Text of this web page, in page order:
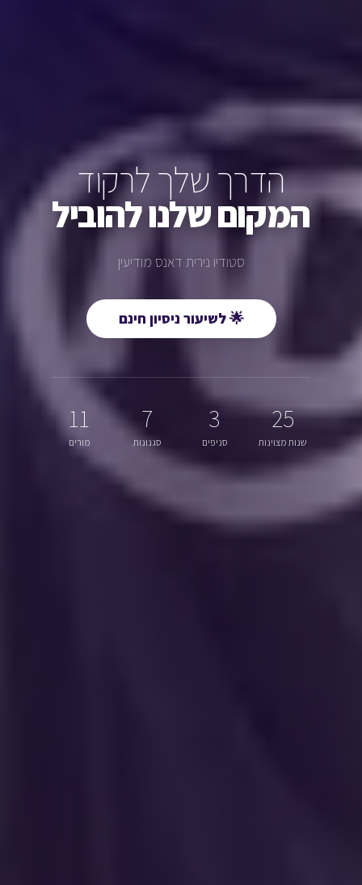
הדרך שלך לרקוד
המקום שלנו להוביל
סטודיו נירית דאנס מודיעין
🌟 לשיעור ניסיון חינם
25
שנות מצוינות
3
סניפים
7
סגנונות
11
מורים